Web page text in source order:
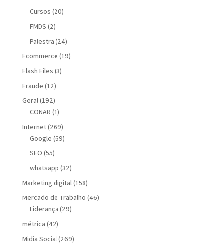
Cursos (20)
FMDS (2)
Palestra (24)
Fcommerce (19)
Flash Files (3)
Fraude (12)
Geral(192)
CONAR (1)
Internet(269)
Google (69)
SEO (55)
whatsapp (32)
Marketing digital(158)
Mercado de Trabalho (46)
Liderança (29)
métrica (42)
Midia Social(269)